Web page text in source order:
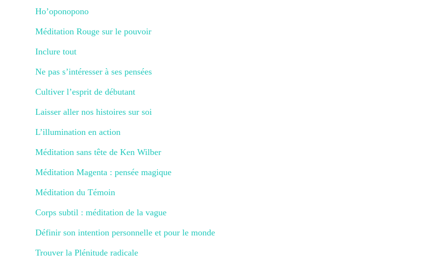
Ho’oponopono
Méditation Rouge sur le pouvoir
Inclure tout
Ne pas s’intéresser à ses pensées
Cultiver l’esprit de débutant
Laisser aller nos histoires sur soi
L’illumination en action
Méditation sans tête de Ken Wilber
Méditation Magenta : pensée magique
Méditation du Témoin
Corps subtil : méditation de la vague
Définir son intention personnelle et pour le monde
Trouver la Plénitude radicale